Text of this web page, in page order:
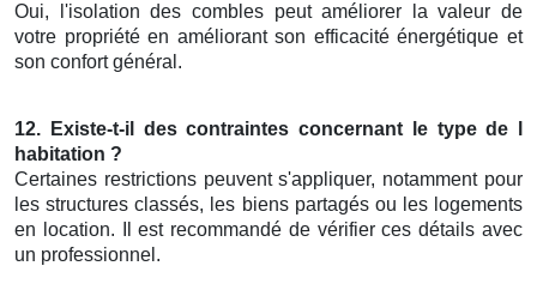
Oui, l'isolation des combles peut améliorer la valeur de
votre propriété en améliorant son efficacité énergétique et
son confort général.
12. Existe-t-il des contraintes concernant le type de l
habitation ?
Certaines restrictions peuvent s'appliquer, notamment pour
les structures classés, les biens partagés ou les logements
en location. Il est recommandé de vérifier ces détails avec
un professionnel.